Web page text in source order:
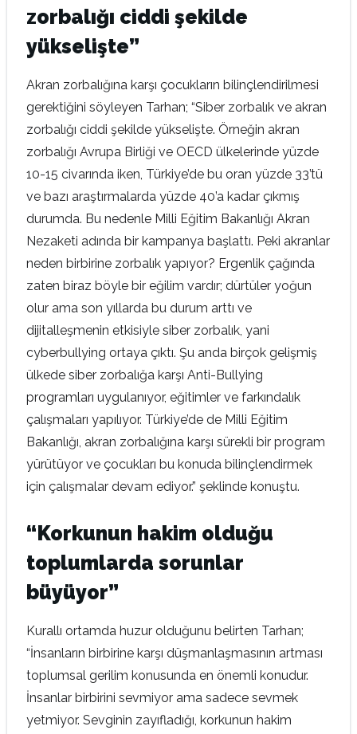
zorbalığı ciddi şekilde
yükselişte”
Akran zorbalığına karşı çocukların bilinçlendirilmesi
gerektiğini söyleyen Tarhan; “Siber zorbalık ve akran
zorbalığı ciddi şekilde yükselişte. Örneğin akran
zorbalığı Avrupa Birliği ve OECD ülkelerinde yüzde
10-15 civarında iken, Türkiye’de bu oran yüzde 33’tü
ve bazı araştırmalarda yüzde 40’a kadar çıkmış
durumda. Bu nedenle Milli Eğitim Bakanlığı Akran
Nezaketi adında bir kampanya başlattı. Peki akranlar
neden birbirine zorbalık yapıyor? Ergenlik çağında
zaten biraz böyle bir eğilim vardır; dürtüler yoğun
olur ama son yıllarda bu durum arttı ve
dijitalleşmenin etkisiyle siber zorbalık, yani
cyberbullying ortaya çıktı. Şu anda birçok gelişmiş
ülkede siber zorbalığa karşı Anti-Bullying
programları uygulanıyor, eğitimler ve farkındalık
çalışmaları yapılıyor. Türkiye’de de Milli Eğitim
Bakanlığı, akran zorbalığına karşı sürekli bir program
yürütüyor ve çocukları bu konuda bilinçlendirmek
için çalışmalar devam ediyor.” şeklinde konuştu.
“Korkunun hakim olduğu
toplumlarda sorunlar
büyüyor”
Kurallı ortamda huzur olduğunu belirten Tarhan;
“İnsanların birbirine karşı düşmanlaşmasının artması
toplumsal gerilim konusunda en önemli konudur.
İnsanlar birbirini sevmiyor ama sadece sevmek
yetmiyor. Sevginin zayıfladığı, korkunun hakim